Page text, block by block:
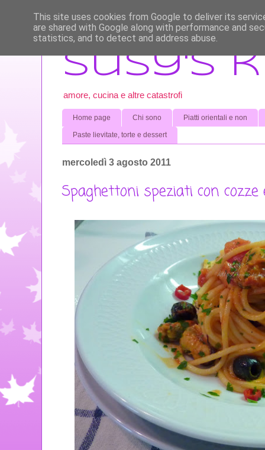
Susy's
amore, cucina e altre catastrofi
Home page Chi sono Piatti orientali e non
Paste lievitate, torte e dessert
mercoledì 3 agosto 2011
Spaghettoni speziati con
This site uses cookies from Google to deliver its
are shared with Google along with performance and
statistics, and to detect and address abuse.